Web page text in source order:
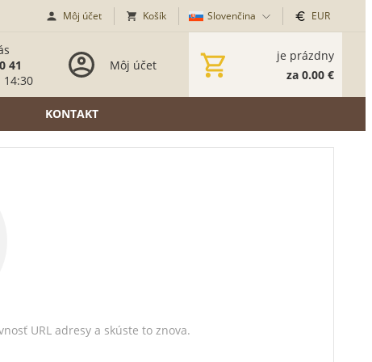
Môj účet Košík Slovenčina EUR
41
14:30
Môj účet
je prázdny
za 0.00 €
KONTAKT
URL adresy a skúste to znova.